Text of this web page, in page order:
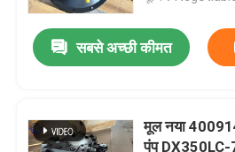
सबसे अच्छी कीमत
मूल नया
पंप